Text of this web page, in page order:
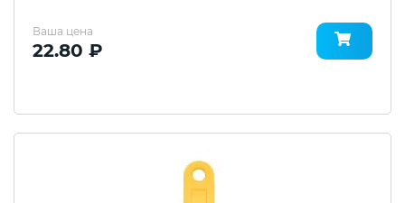
Ваша цена
22.80 ₽